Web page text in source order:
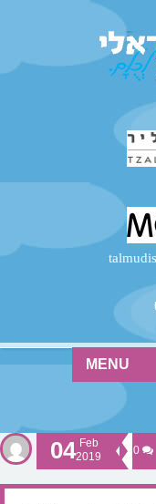
MENU
04 Feb
2019
0